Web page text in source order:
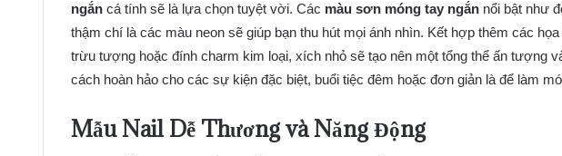
ngắn cá tính sẽ là lựa chọn tuyệt vời. Các màu sơn móng tay ngắn nổi bật như
thậm chí là các màu neon sẽ giúp bạn thu hút mọi ánh nhìn. Kết hợp thêm các
trừu tượng hoặc đính charm kim loại, xích nhỏ sẽ tạo nên một tổng thể ấn tượng
cách hoàn hảo cho các sự kiện đặc biệt, buổi tiệc đêm hoặc đơn giản là để làm
Mẫu Nail Dễ Thương và Năng Động